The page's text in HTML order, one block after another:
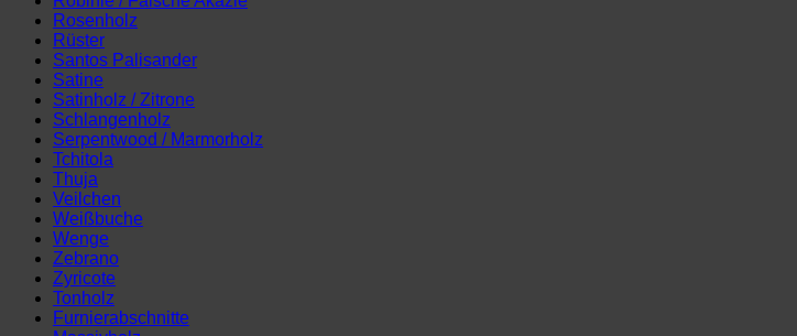
Rosenholz
Rüster
Santos Palisander
Satine
Satinholz / Zitrone
Schlangenholz
Serpentwood / Marmorholz
Tchitola
Thuja
Veilchen
Weißbuche
Wenge
Zebrano
Zyricote
Tonholz
Furnierabschnitte